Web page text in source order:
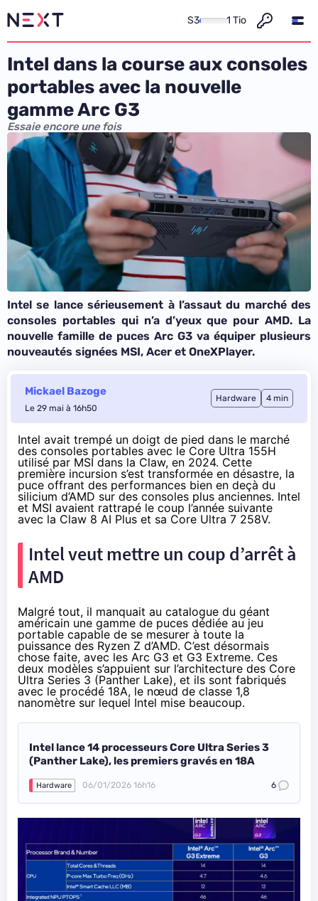
S3 1 Tio
Intel dans la course aux consoles
portables avec la nouvelle
gamme Arc G3
Essaie encore une fois
Intel se lance sérieusement à l’assaut du marché des
consoles portables qui n’a d’yeux que pour AMD. La
nouvelle famille de puces Arc G3 va équiper plusieurs
nouveautés signées MSI, Acer et OneXPlayer.
Mickael Bazoge
Le 29 mai à 16h50
Hardware 4 min
Intel avait trempé un doigt de pied dans le marché
des consoles portables avec le Core Ultra 155H
utilisé par MSI dans la Claw, en 2024. Cette
première incursion s’est transformée en désastre, la
puce offrant des performances bien en deçà du
silicium d’AMD sur des consoles plus anciennes. Intel
et MSI avaient rattrapé le coup l’année suivante
avec la Claw 8 AI Plus et sa Core Ultra 7 258V.
Intel veut mettre un coup d’arrêt à
AMD
Malgré tout, il manquait au catalogue du géant
américain une gamme de puces dédiée au jeu
portable capable de se mesurer à toute la
puissance des Ryzen Z d’AMD. C’est désormais
chose faite, avec les Arc G3 et G3 Extreme. Ces
deux modèles s’appuient sur l’architecture des Core
Ultra Series 3 (Panther Lake), et ils sont fabriqués
avec le procédé 18A, le nœud de classe 1,8
nanomètre sur lequel Intel mise beaucoup.
Intel lance 14 processeurs Core Ultra Series 3
(Panther Lake), les premiers gravés en 18A
Hardware 06/01/2026 16h16 6